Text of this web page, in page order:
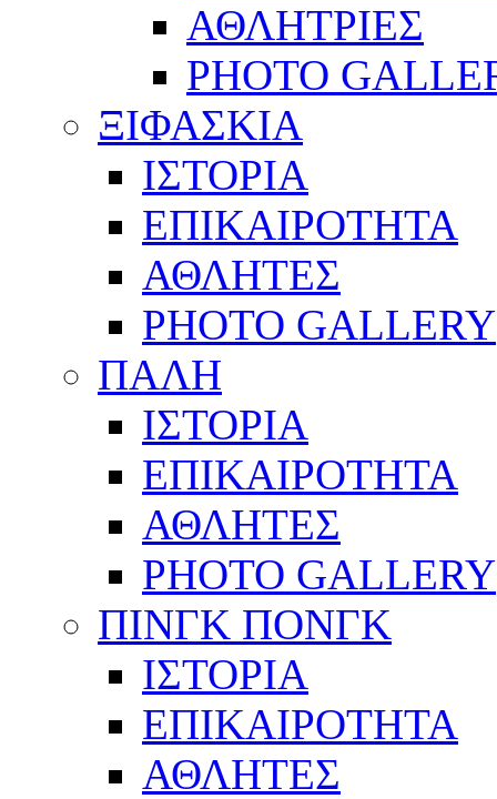
ΑΘΛΗΤΡΙΕΣ
PHOTO
ΞΙΦΑΣΚΙΑ
ΙΣΤΟΡΙΑ
ΕΠΙΚΑΙΡΟΤΗΤΑ
ΑΘΛΗΤΕΣ
PHOTO GALLERY
ΠΑΛΗ
ΙΣΤΟΡΙΑ
ΕΠΙΚΑΙΡΟΤΗΤΑ
ΑΘΛΗΤΕΣ
PHOTO GALLERY
ΠΙΝΓΚ ΠΟΝΓΚ
ΙΣΤΟΡΙΑ
ΕΠΙΚΑΙΡΟΤΗΤΑ
ΑΘΛΗΤΕΣ